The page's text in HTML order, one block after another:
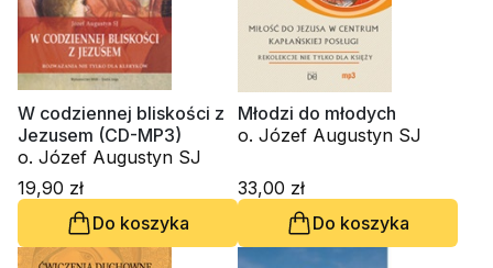
W codziennej bliskości z
Jezusem (CD-MP3)
o. Józef Augustyn SJ
19,90 zł
Do koszyka
Młodzi do młodych
o. Józef Augustyn SJ
33,00 zł
Do koszyka